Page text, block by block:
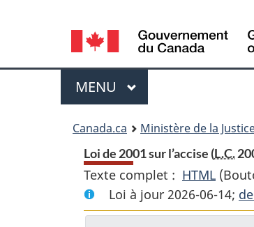
Language
selection
Menu
MENU PRINCIPAL
Canada.ca Ministère de la
Loi de 2001 sur l’accise (L.C.
Texte complet : HTML Texte
:
Loi à jour 2026-06-14;